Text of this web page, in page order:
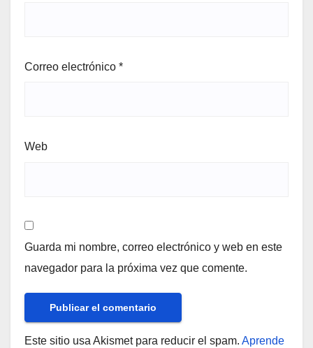
Correo electrónico *
Web
Guarda mi nombre, correo electrónico y web en este
navegador para la próxima vez que comente.
Este sitio usa Akismet para reducir el spam. Aprende